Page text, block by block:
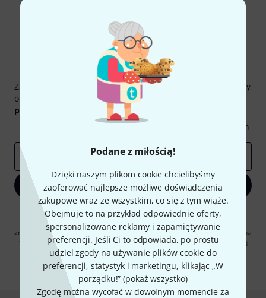
Podane z miłością!
Dzięki naszym plikom cookie chcielibyśmy
zaoferować najlepsze możliwe doświadczenia
zakupowe wraz ze wszystkim, co się z tym wiąże.
Obejmuje to na przykład odpowiednie oferty,
spersonalizowane reklamy i zapamiętywanie
preferencji. Jeśli Ci to odpowiada, po prostu
udziel zgody na używanie plików cookie do
preferencji, statystyk i marketingu, klikając „W
porządku!” (pokaż wszystko)
Zgodę można wycofać w dowolnym momencie za
Thomann Newsletter
Zapisz się do Thomann Newsletter w języku polskim, a przy
odrobinie szczęścia możesz wygrać jeden z
podarunkowych
warty50 €!
Oferty Spostrzeżenia Thomann
E-mail
Zapisz się teraz
Klikając na „Zapisz się teraz”, wyrażasz zgodę na otrzymywanie
materialów reklamowych przesyłanych drogą elektroniczną. Możesz
zrezygnować z subskrypcji w dowolnym momencie. Więcej informacji na
temat newslettera można znaleźć w naszychwytycznych dotyczących
ochrony danych ososbowych .
* Wymagany